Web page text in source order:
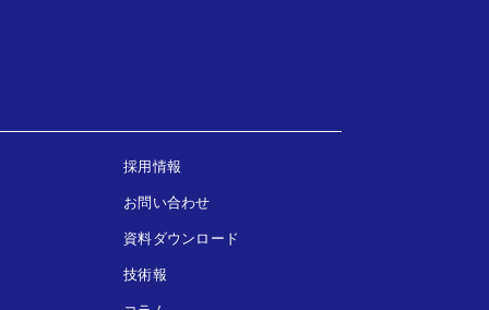
採用情報
お問い合わせ
資料ダウンロード
技術報